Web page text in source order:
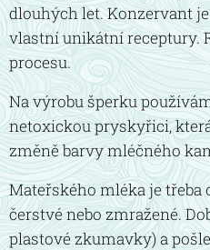
dlouhých let. Konzervant
vlastní unikátní receptury.
procesu.
Na výrobu šperku
netoxickou pryskyřici,
změně barvy mléčného
Mateřského mléka je třeba
čerstvé nebo zmražené.
plastové zkumavky) a